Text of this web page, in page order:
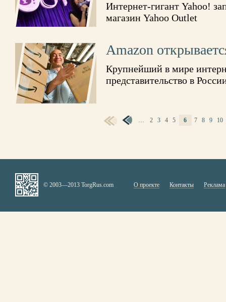
Интернет-гигант Yahoo!
магазин Yahoo Outlet
Amazon
Крупнейший в мире
представительство в
СТРАНИЦЫ
… 2 3 4 5 6 7 8 9 10
© 2003—2013 TorgRus.com О проекте Контакты Реклама